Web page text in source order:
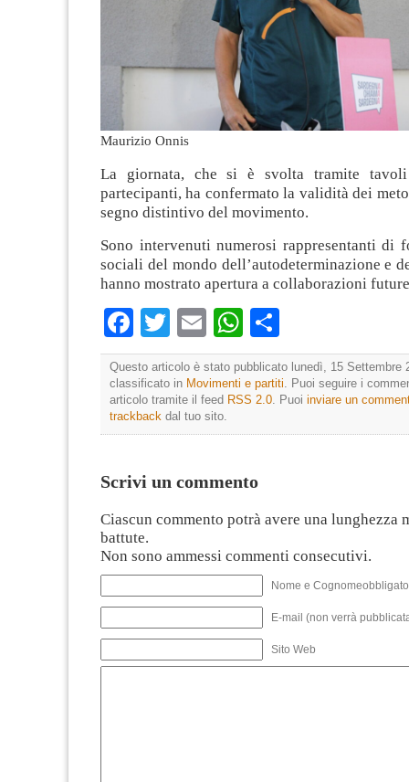
Maurizio Onnis
La giornata, che si è svolta tramite
partecipanti, ha confermato la validità dei
segno distintivo del movimento.
Sono intervenuti numerosi rappresentanti di
sociali del mondo dell’autodeterminazione e
hanno mostrato apertura a collaborazioni
Facebook
TwitterEmailWhatsApp
Questo articolo è stato pubblicato lunedì, 15 Settembre
classificato in Movimenti e partiti. Puoi seguire i
articolo tramite il feed RSS 2.0. Puoi inviare un
trackback dal tuo sito.
Scrivi un commento
Ciascun commento potrà avere una lunghezza
battute.
Non sono ammessi commenti consecutivi.
Nome e
E-mail (non verrà
Sito Web